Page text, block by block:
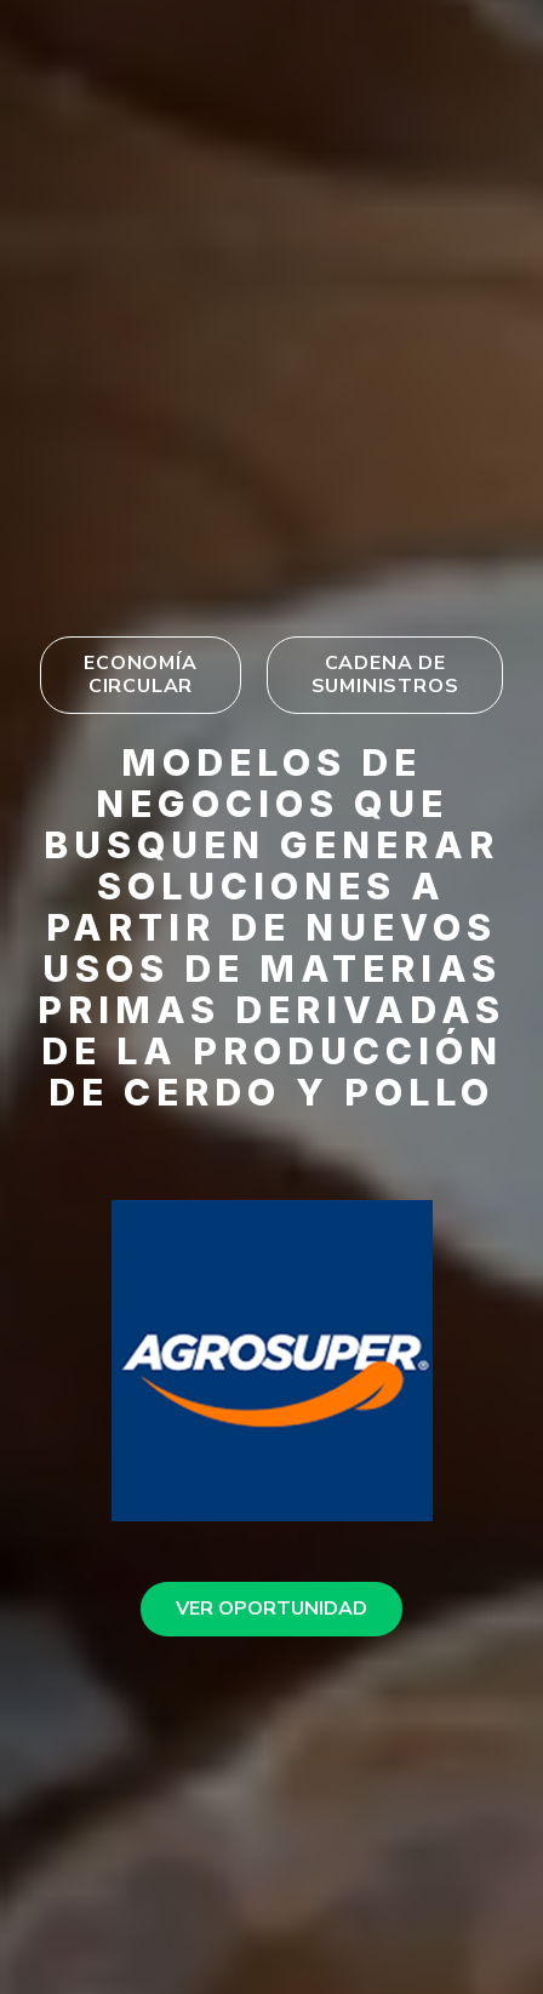
ECONOMÍA
CIRCULAR
CADENA DE
SUMINISTROS
MODELOS DE
NEGOCIOS QUE
BUSQUEN GENERAR
SOLUCIONES A
PARTIR DE NUEVOS
USOS DE MATERIAS
PRIMAS DERIVADAS
DE LA PRODUCCIÓN
DE CERDO Y POLLO
VER OPORTUNIDAD